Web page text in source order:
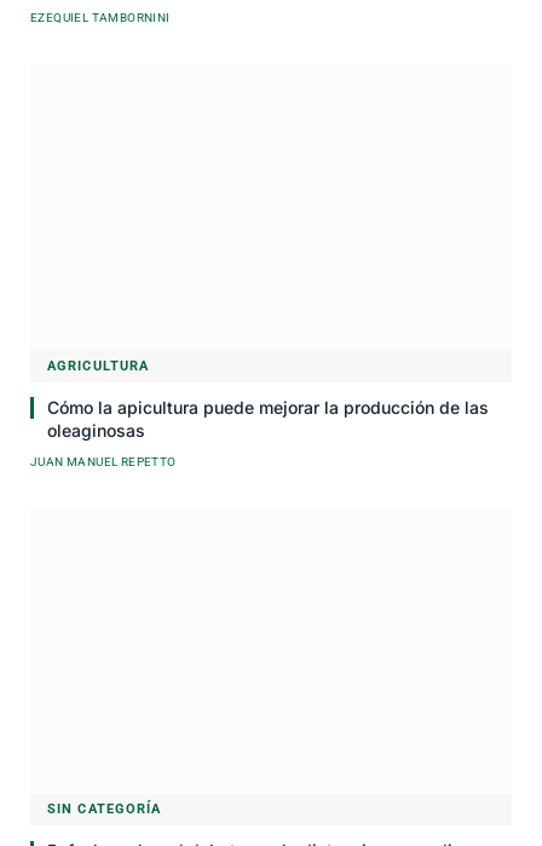
EZEQUIEL TAMBORNINI
AGRICULTURA
Cómo la apicultura puede mejorar la producción de las
oleaginosas
JUAN MANUEL REPETTO
SIN CATEGORÍA